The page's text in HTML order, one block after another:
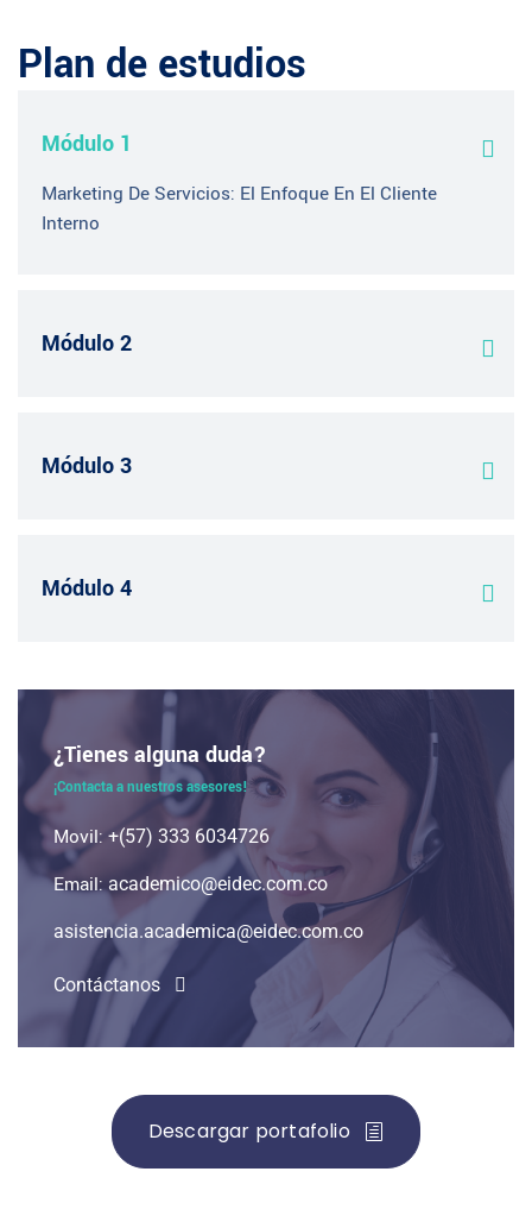
Plan de estudios
Módulo 1
Marketing De Servicios: El Enfoque En El Cliente
Interno
Módulo 2
Módulo 3
Módulo 4
¿Tienes alguna duda?
¡Contacta a nuestros asesores!
Movil: +(57) 333 6034726
Email: academico@eidec.com.co
asistencia.academica@eidec.com.co
Contáctanos
Descargar portafolio